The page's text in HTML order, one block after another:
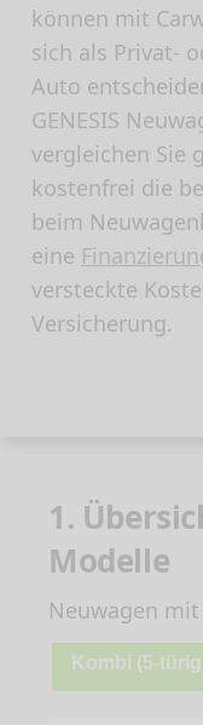
können mit
sich als Privat-
Auto
GENESIS
vergleichen Sie
kostenfrei die
beim
eine
versteckte
Versicherung.
1.
Modelle
Neuwagen
Kombi (5-